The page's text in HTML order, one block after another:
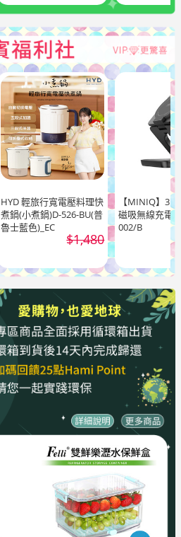
HYD 輕旅行寬電壓料理快
煮鍋(小煮鍋)D-526-BU(普
魯士藍色)_EC
$1,480
【MINIQ】3
磁吸無線充電
002/B